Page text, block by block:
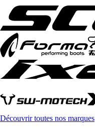
Découvrir toutes nos marques